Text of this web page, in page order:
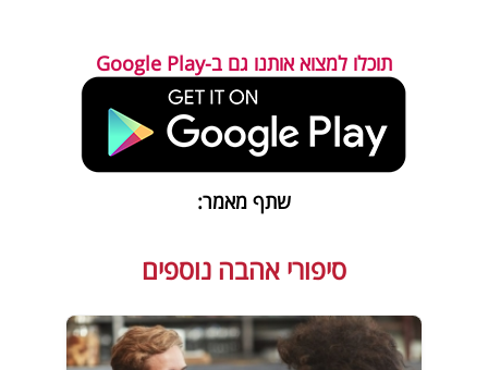
תוכלו למצוא אותנו גם ב-Google Play
שתף מאמר:
סיפורי אהבה נוספים